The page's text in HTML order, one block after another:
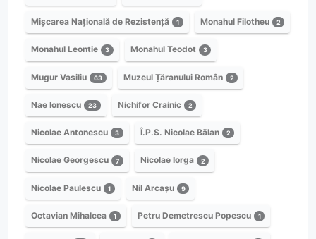
Mișcarea Națională de Rezistență 1 Monahul Filotheu 2
Monahul Leontie 3 Monahul Teodot 3
Mugur Vasiliu 63 Muzeul Țăranului Român 2
Nae Ionescu 23 Nichifor Crainic 2
Nicolae Antonescu 3 Î.P.S. Nicolae Bălan 2
Nicolae Georgescu 7 Nicolae Iorga 2
Nicolae Paulescu 1 Nil Arcașu 9
Octavian Mihalcea 1 Petru Demetrescu Popescu 1